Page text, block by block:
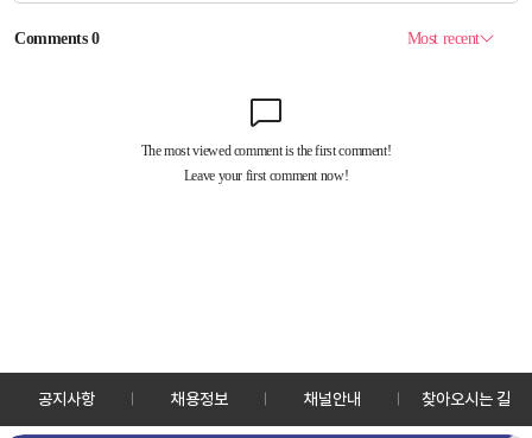
공지사항 채용정보 채널안내 찾아오시는 길